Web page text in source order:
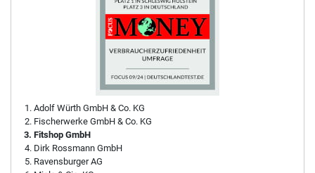
Adolf Würth GmbH & Co. KG
Fischerwerke GmbH & Co. KG
Fitshop GmbH
Dirk Rossmann GmbH
Ravensburger AG